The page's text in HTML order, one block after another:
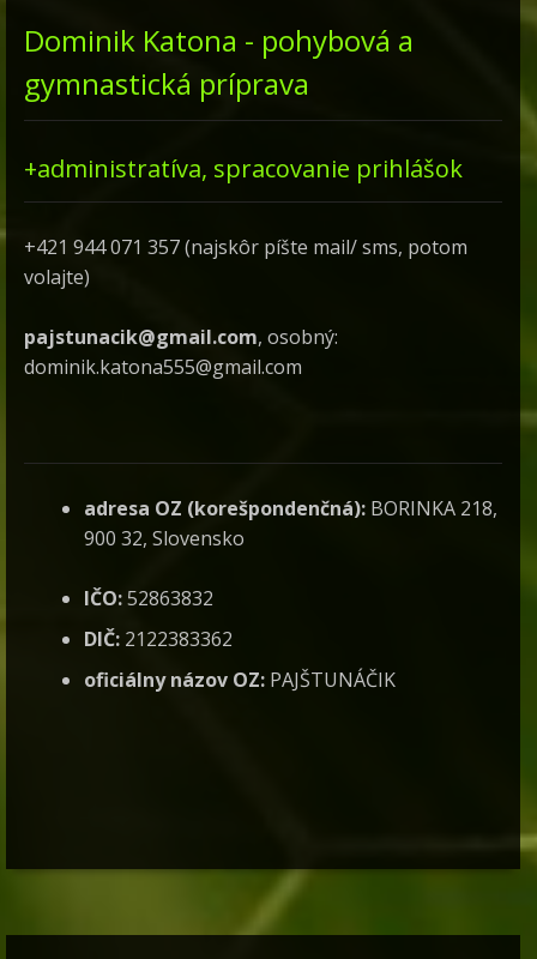
Dominik Katona - pohybová a
gymnastická príprava
+administratíva, spracovanie prihlášok
+421 944 071 357 (najskôr píšte mail/ sms, potom
volajte)
pajstunacik@gmail.com, osobný:
dominik.katona555@gmail.com
adresa OZ (korešpondenčná): BORINKA 218,
900 32, Slovensko
IČO:52863832
DIČ: 2122383362
oficiálny názov OZ: PAJŠTUNÁČIK